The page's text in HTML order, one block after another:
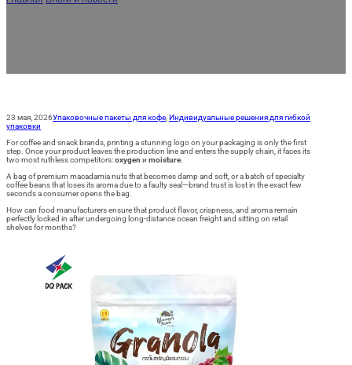
23 мая, 2026Упаковочные пакеты для кофе Индивидуальные решения для гибкой
упаковки
For coffee and snack brands, printing a stunning logo on your packaging is only the first
step. Once your product leaves the production line and enters the supply chain, it faces its
two most ruthless competitors:oxygen и moisture
A bag of premium macadamia nuts that becomes damp and soft, or a batch of specialty
coffee beans that loses its aroma due to a faulty seal—brand trust is lost in the exact few
seconds a consumer opens the bag.
How can food manufacturers ensure that product flavor, crispness, and aroma remain
perfectly locked in after undergoing long-distance ocean freight and sitting on retail
shelves for months?